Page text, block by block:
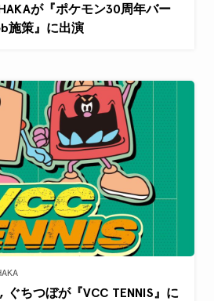
が『ポケモン30周年バー
施策』に出演
ぐちつぼが『VCC TENNIS』に